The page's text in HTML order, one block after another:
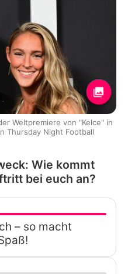
Weltpremiere von "Kelce" in
Thursday Night Football
Wie kommt
bei euch an?
– so macht